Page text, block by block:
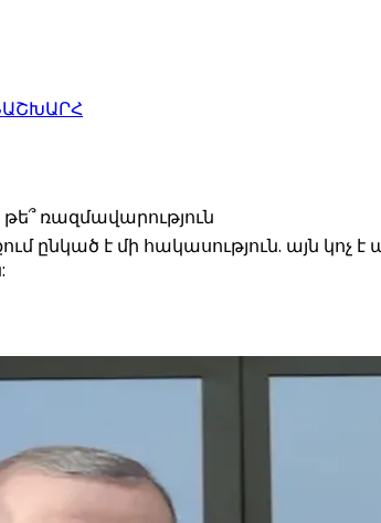
ԱՇԽԱՐՀ
ռազմավարություն
ընկած է մի հակասություն. այն կոչ